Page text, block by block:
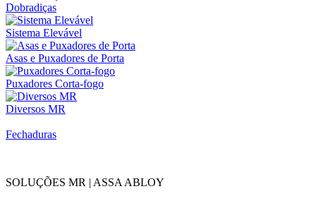
Dobradiças
Sistema Elevável
Asas e Puxadores de Porta
Puxadores Corta-fogo
Diversos MR
Fechaduras
SOLUÇÕES MR | ASSA ABLOY